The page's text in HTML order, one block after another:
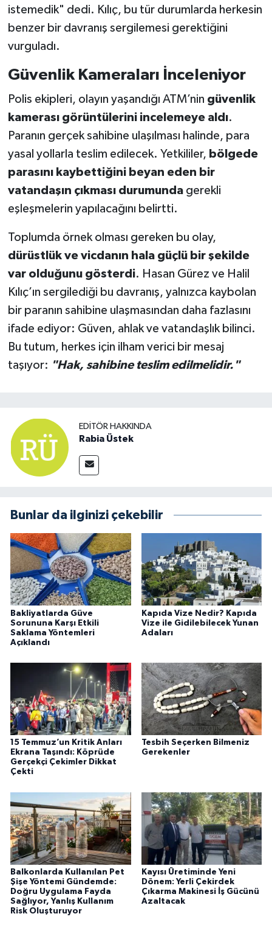
istemedik" dedi. Kılıç, bu tür durumlarda herkesin
benzer bir davranış sergilemesi gerektiğini
vurguladı.
Güvenlik Kameraları İnceleniyor
Polis ekipleri, olayın yaşandığı ATM’nin güvenlik
kamerası görüntülerini incelemeye aldı.
Paranın gerçek sahibine ulaşılması halinde, para
yasal yollarla teslim edilecek. Yetkililer, bölgede
parasını kaybettiğini beyan eden bir
vatandaşın çıkması durumundagerekli
eşleşmelerin yapılacağını belirtti.
Toplumda örnek olması gereken bu olay,
dürüstlük ve vicdanın hala güçlü bir şekilde
var olduğunu gösterdi. Hasan Gürez ve Halil
Kılıç’ın sergilediği bu davranış, yalnızca kaybolan
bir paranın sahibine ulaşmasından daha fazlasını
ifade ediyor: Güven, ahlak ve vatandaşlık bilinci.
Bu tutum, herkes için ilham verici bir mesaj
taşıyor: "Hak, sahibine teslim edilmelidir."
EDITÖR HAKKINDA
Rabia Üstek
Bunlar da ilginizi çekebilir
Bakliyatlarda Güve
Sorununa Karşı Etkili
Saklama Yöntemleri
Açıklandı
Kapıda Vize Nedir? Kapıda
Vize ile Gidilebilecek Yunan
Adaları
15 Temmuz’un Kritik Anları
Ekrana Taşındı: Köprüde
Gerçekçi Çekimler Dikkat
Çekti
Tesbih Seçerken Bilmeniz
Gerekenler
Balkonlarda Kullanılan Pet
Şişe Yöntemi Gündemde:
Doğru Uygulama Fayda
Sağlıyor, Yanlış Kullanım
Risk Oluşturuyor
Kayısı Üretiminde Yeni
Dönem: Yerli Çekirdek
Çıkarma Makinesi İş Gücünü
Azaltacak